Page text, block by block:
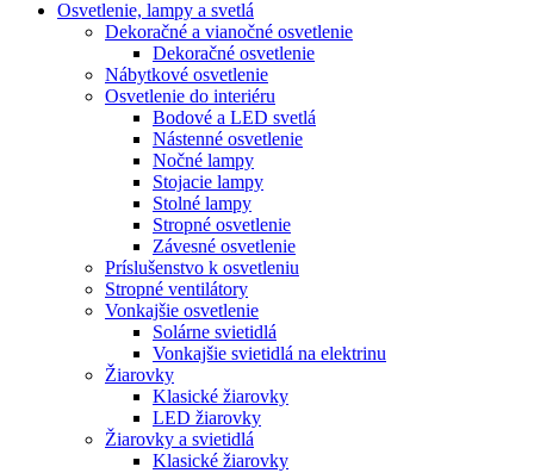
Osvetlenie, lampy a svetlá
Dekoračné a vianočné osvetlenie
Dekoračné osvetlenie
Nábytkové osvetlenie
Osvetlenie do interiéru
Bodové a LED svetlá
Nástenné osvetlenie
Nočné lampy
Stojacie lampy
Stolné lampy
Stropné osvetlenie
Závesné osvetlenie
Príslušenstvo k osvetleniu
Stropné ventilátory
Vonkajšie osvetlenie
Solárne svietidlá
Vonkajšie svietidlá na elektrinu
Žiarovky
Klasické žiarovky
LED žiarovky
Žiarovky a svietidlá
Klasické žiarovky